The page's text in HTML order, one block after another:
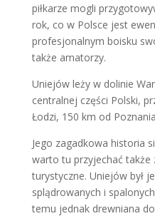
piłkarze mogli
rok, co w Polsce jest
profesjonalnym boisku
także amatorzy.
Uniejów leży w dolinie
centralnej części Polski,
Łodzi, 150 km od
Jego zagadkowa historia
warto tu przyjechać także
turystyczne. Uniejów był
splądrowanych i
temu jednak drewniana